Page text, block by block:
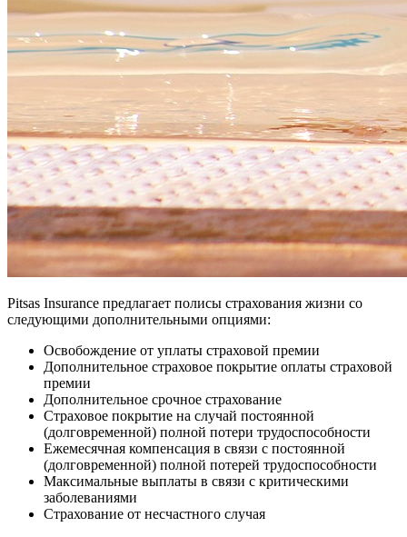
Pitsas Insurance предлагает полисы страхования жизни со
следующими дополнительными опциями:
Освобождение от уплаты страховой премии
Дополнительное страховое покрытие оплаты страховой
премии
Дополнительное срочное страхование
Страховое покрытие на случай постоянной
(долговременной) полной потери трудоспособности
Ежемесячная компенсация в связи с постоянной
(долговременной) полной потерей трудоспособности
Максимальные выплаты в связи с критическими
заболеваниями
Страхование от несчастного случая